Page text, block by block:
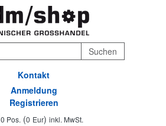
Kontakt
Anmeldung
Registrieren
0 Pos.(0 Eur) inkl. MwSt.